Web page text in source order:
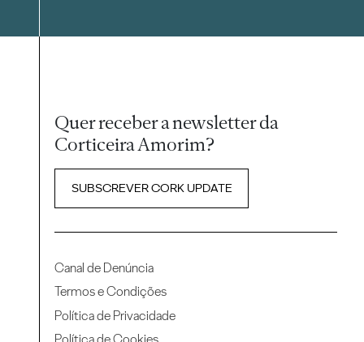
Quer receber a newsletter da
Corticeira Amorim?
SUBSCREVER CORK UPDATE
Canal de Denúncia
Termos e Condições
Política de Privacidade